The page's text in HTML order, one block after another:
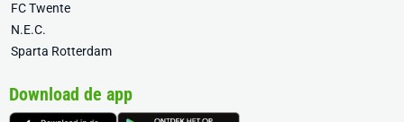
FC Twente
N.E.C.
Sparta Rotterdam
Download de app